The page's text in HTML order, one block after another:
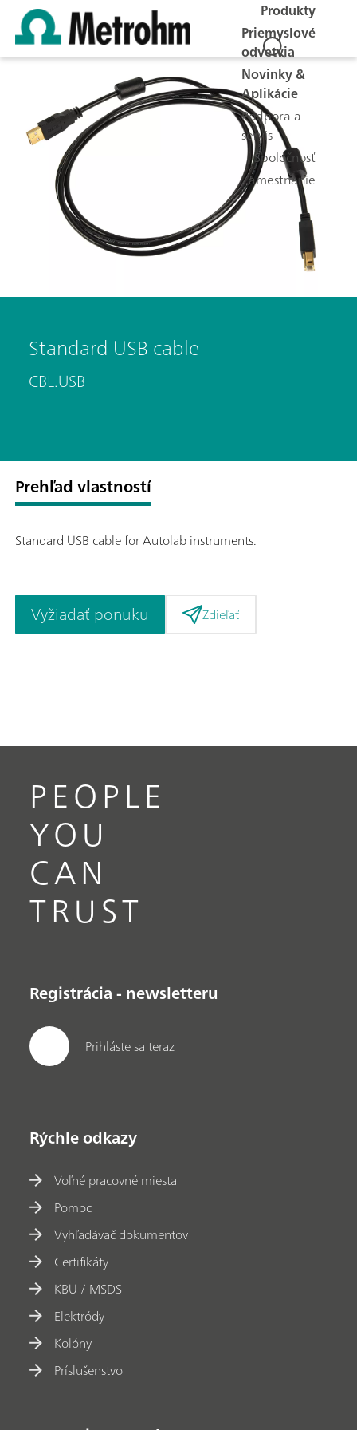
Produkty
Priemyslové
odvetvia
Novinky &
Aplikácie
Podpora a
servis
Spoločnosť
Zamestnanie
Standard USB cable
CBL.USB
Prehľad vlastností
Standard USB cable for Autolab instruments.
Vyžiadať ponuku Zdieľať
PEOPLE
YOU
CAN
TRUST
Registrácia - newsletteru
Prihláste sa teraz
Rýchle odkazy
Voľné pracovné miesta
Pomoc
Vyhľadávač dokumentov
Certifikáty
KBU / MSDS
Elektródy
Kolóny
Príslušenstvo